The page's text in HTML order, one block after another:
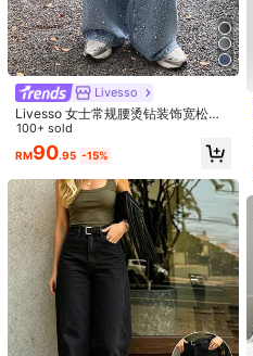
4.92 1.1M 关注人数
4.92
Y2K优雅女款深蓝色水洗宽松休闲锥
形牛仔裤，度假街头风复古水洗牛仔
裤，2026夏季
RM97.85 预计
Livesso
Livesso 女士常规腰烫钻装饰宽松休
闲长裤街头休闲牛仔裤
100+ sold
RM90.95 -15%